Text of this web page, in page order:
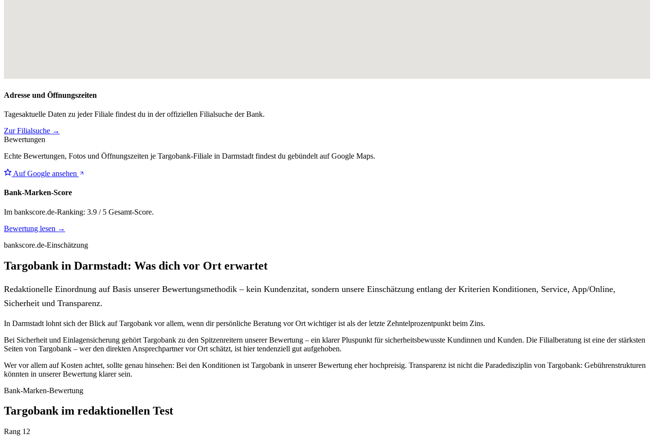
Adresse und Öffnungszeiten
Tagesaktuelle Daten zu jeder Filiale findest du in der offiziellen Filialsuche der Bank.
Zur Filialsuche →
Bewertungen
Echte Bewertungen, Fotos und Öffnungszeiten je Targobank-Filiale in Darmstadt findest du gebündelt auf Google Maps.
Auf Google ansehen
Bank-Marken-Score
Im bankscore.de-Ranking: 3.9 / 5 Gesamt-Score.
Bewertung lesen →
bankscore.de-Einschätzung
Targobank in Darmstadt: Was dich vor Ort erwartet
Redaktionelle Einordnung auf Basis unserer Bewertungsmethodik – kein Kundenzitat, sondern unsere Einschätzung entlang der Kriterien Konditionen, Service, App/Online,
Sicherheit und Transparenz.
In Darmstadt lohnt sich der Blick auf Targobank vor allem, wenn dir persönliche Beratung vor Ort wichtiger ist als der letzte Zehntelprozentpunkt beim Zins.
Bei Sicherheit und Einlagensicherung gehört Targobank zu den Spitzenreitern unserer Bewertung – ein klarer Pluspunkt für sicherheitsbewusste Kundinnen und Kunden. Die Filialberatung ist eine der stärksten
Seiten von Targobank – wer den direkten Ansprechpartner vor Ort schätzt, ist hier tendenziell gut aufgehoben.
Wer vor allem auf Kosten achtet, sollte genau hinsehen: Bei den Konditionen ist Targobank in unserer Bewertung eher hochpreisig. Transparenz ist nicht die Paradedisziplin von Targobank: Gebührenstrukturen
könnten in unserer Bewertung klarer sein.
Bank-Marken-Bewertung
Targobank im redaktionellen Test
Rang 12